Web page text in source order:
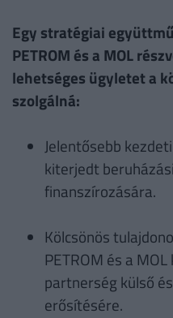
Egy stratégiai
PETROM és a MOL
lehetséges ügyletet a
szolgálná:
Jelentősebb
kiterjedt
finanszírozására.
Kölcsönös
PETROM és a
partnerség külső
erősítésére.